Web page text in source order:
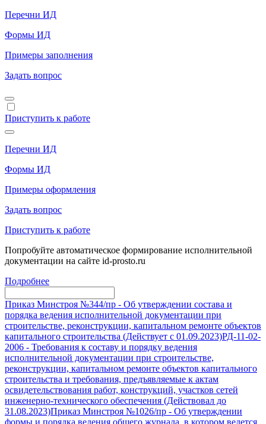
Перечни ИД
Формы ИД
Примеры заполнения
Задать вопрос
Приступить к работе
Перечни ИД
Формы ИД
Примеры оформления
Задать вопрос
Приступить к работе
Попробуйте автоматическое формирование исполнительной
документации на сайте id-prosto.ru
Подробнее
Приказ Минстроя №344/пр - Об утверждении состава и
порядка ведения исполнительной документации при
строительстве, реконструкции, капитальном ремонте объектов
капитального строительства (Действует с 01.09.2023)РД-11-02-
2006 - Требования к составу и порядку ведения
исполнительной документации при строительстве,
реконструкции, капитальном ремонте объектов капитального
строительства и требования, предъявляемые к актам
освидетельствования работ, конструкций, участков сетей
инженерно-технического обеспечения (Действовал до
31.08.2023)Приказ Минстроя №1026/пр - Об утверждении
формы и порядка ведения общего журнала, в котором ведется